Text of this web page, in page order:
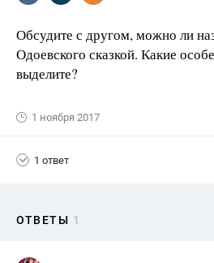
Обсудите с другом, можно ли
Одоевского сказкой. Какие
выделите?
1 ноября 2017
1 ответ
ОТВЕТЫ 1